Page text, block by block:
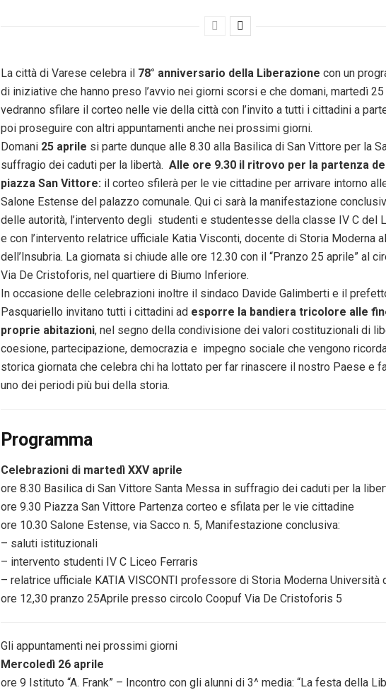
La città di Varese celebra il 78° anniversario della Liberazione con un
di iniziative che hanno preso l’avvio nei giorni scorsi e che domani, martedì
vedranno sfilare il corteo nelle vie della città con l’invito a tutti i cittadini a
poi proseguire con altri appuntamenti anche nei prossimi giorni.
Domani 25 aprile si parte dunque alle 8.30 alla Basilica di San Vittore per la
suffragio dei caduti per la libertà. Alle ore 9.30 il ritrovo per la partenza
piazza San Vittore: il corteo sfilerà per le vie cittadine per arrivare intorno
Salone Estense del palazzo comunale. Qui ci sarà la manifestazione
delle autorità, l’intervento degli studenti e studentesse della classe IV C del
e con l’intervento relatrice ufficiale Katia Visconti, docente di Storia Moderna
dell’Insubria. La giornata si chiude alle ore 12.30 con il “Pranzo 25 aprile” al
Via De Cristoforis, nel quartiere di Biumo Inferiore.
In occasione delle celebrazioni inoltre il sindaco Davide Galimberti e il
Pasquariello invitano tutti i cittadini ad esporre la bandiera tricolore alle
proprie abitazioni, nel segno della condivisione dei valori costituzionali di
coesione, partecipazione, democrazia e impegno sociale che vengono
storica giornata che celebra chi ha lottato per far rinascere il nostro Paese e
uno dei periodi più bui della storia.
Programma
Celebrazioni di martedì XXV aprile
ore 8.30 Basilica di San Vittore Santa Messa in suffragio dei caduti per la
ore 9.30 Piazza San Vittore Partenza corteo e sfilata per le vie cittadine
ore 10.30 Salone Estense, via Sacco n. 5, Manifestazione conclusiva:
– saluti istituzionali
– intervento studenti IV C Liceo Ferraris
– relatrice ufficiale KATIA VISCONTI professore di Storia Moderna Università
ore 12,30 pranzo 25Aprile presso circolo Coopuf Via De Cristoforis 5
Gli appuntamenti nei prossimi giorni
Mercoledì 26 aprile
ore 9 Istituto “A. Frank” – Incontro con gli alunni di 3^ media: “La festa della